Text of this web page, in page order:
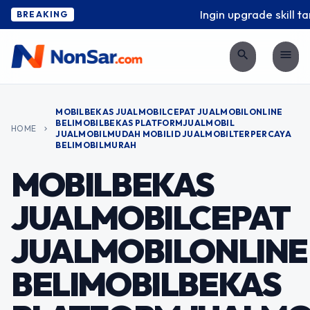
BREAKING Ingin upgrade skill
search menu
HOME chevron_right
MOBILBEKAS JUALMOBILCEPAT JUALMOBILONLINE
BELIMOBILBEKAS PLATFORMJUALMOBIL
JUALMOBILMUDAH MOBILID JUALMOBILTERPERCAYA
BELIMOBILMURAH
MOBILBEKAS
JUALMOBILCEPAT
JUALMOBILONLINE
BELIMOBILBEKAS